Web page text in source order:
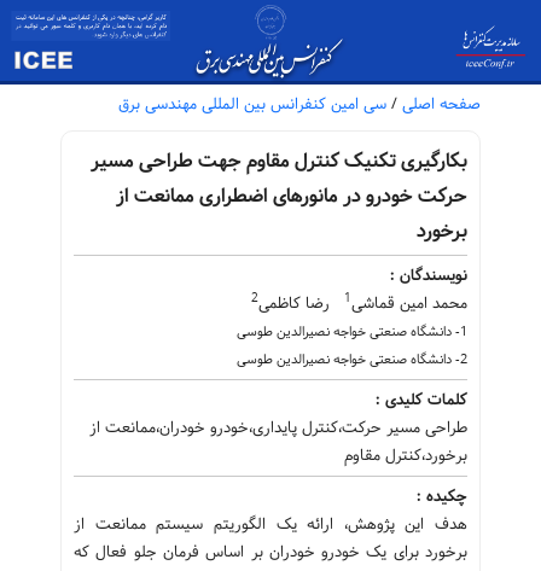
صفحه اصلی / سی امین کنفرانس بین المللی مهندسی برق
بکارگیری تکنیک کنترل مقاوم جهت طراحی مسیر
حرکت خودرو در مانورهای اضطراری ممانعت از
برخورد
نویسندگان :
محمد امین قماشی1 رضا کاظمی2
1- دانشگاه صنعتی خواجه نصیرالدین طوسی
2- دانشگاه صنعتی خواجه نصیرالدین طوسی
کلمات کلیدی :
طراحی مسیر حرکت،کنترل پایداری،خودرو خودران،ممانعت از
برخورد،کنترل مقاوم
چکیده :
هدف این پژوهش، ارائه یک الگوریتم سیستم ممانعت از
برخورد برای یک خودرو خودران بر اساس فرمان جلو فعال که